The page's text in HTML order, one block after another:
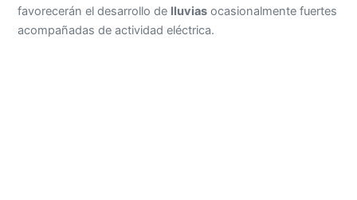
favorecerán el desarrollo de lluvias ocasionalmente fuertes
acompañadas de actividad eléctrica.